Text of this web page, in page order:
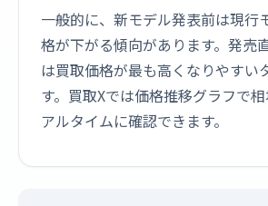
一般的に、新モデル発表前は現行
格が下がる傾向があります。発売
は買取価格が最も高くなりやすい
す。買取Xでは価格推移グラフで
アルタイムに確認できます。